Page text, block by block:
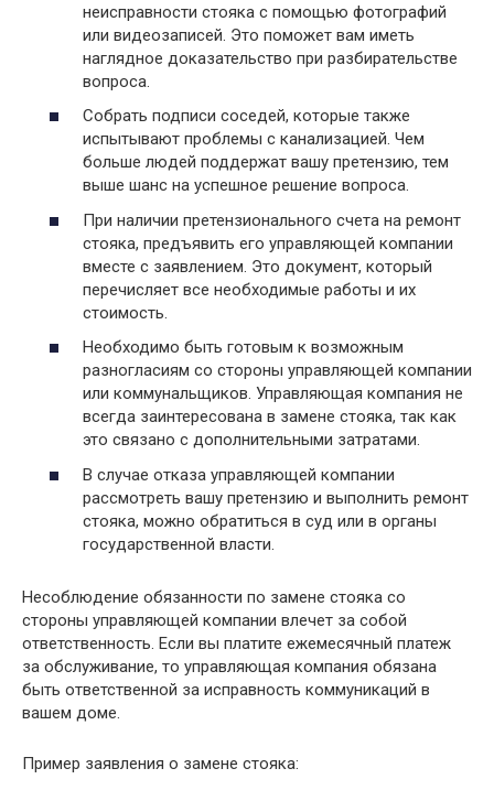
неисправности стояка с помощью фотографий
или видеозаписей. Это поможет вам иметь
наглядное доказательство при разбирательстве
вопроса.
Собрать подписи соседей, которые также
испытывают проблемы с канализацией. Чем
больше людей поддержат вашу претензию, тем
выше шанс на успешное решение вопроса.
При наличии претензионального счета на ремонт
стояка, предъявить его управляющей компании
вместе с заявлением. Это документ, который
перечисляет все необходимые работы и их
стоимость.
Необходимо быть готовым к возможным
разногласиям со стороны управляющей компании
или коммунальщиков. Управляющая компания не
всегда заинтересована в замене стояка, так как
это связано с дополнительными затратами.
В случае отказа управляющей компании
рассмотреть вашу претензию и выполнить ремонт
стояка, можно обратиться в суд или в органы
государственной власти.
Несоблюдение обязанности по замене стояка со
стороны управляющей компании влечет за собой
ответственность. Если вы платите ежемесячный платеж
за обслуживание, то управляющая компания обязана
быть ответственной за исправность коммуникаций в
вашем доме.
Пример заявления о замене стояка: